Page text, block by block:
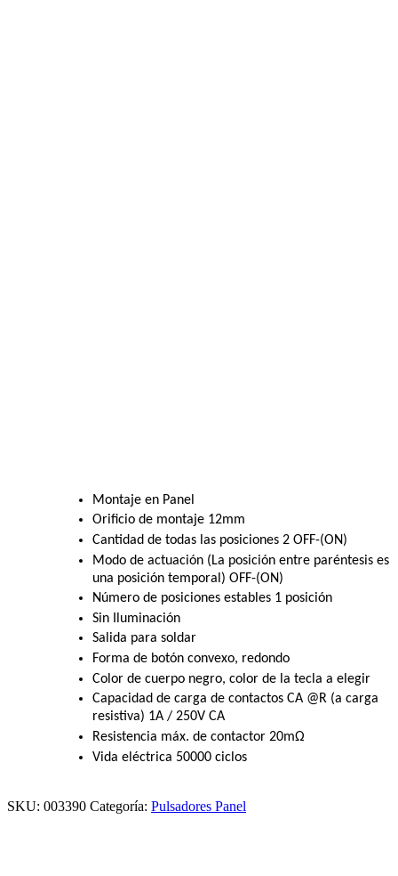
Montaje en Panel
Orificio de montaje 12mm
Cantidad de todas las posiciones 2 OFF-(ON)
Modo de actuación (La posición entre paréntesis es
una posición temporal) OFF-(ON)
Número de posiciones estables 1 posición
Sin Iluminación
Salida para soldar
Forma de botón convexo, redondo
Color de cuerpo negro, color de la tecla a elegir
Capacidad de carga de contactos CA @R (a carga
resistiva) 1A / 250V CA
Resistencia máx. de contactor 20mΩ
Vida eléctrica 50000 ciclos
SKU: 003390 Categoría: Pulsadores Panel